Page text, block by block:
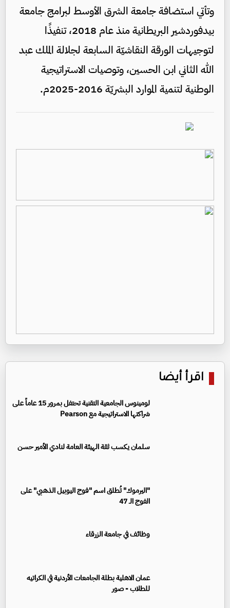
وتأتي استضافة جامعة الشرق الأوسط لبرامج جامعة
بيدفوردشير البريطانية منذ عام 2018، تنفيذًا
لتوجيهات الورقة النقاشيّة السابعة لجلالة الملك عبد
الله الثاني ابن الحسين، وتوصيات الاستراتيجية
الوطنية لتنمية الموارد البشريّة 2016-2025م.
اقرأ أيضا
لومينوس الجامعية التقنية تحتفل بمرور 15 عاماً على
شراكتها الاستراتيجية مع Pearson
سلمان يكسب ثقة الهيئة العامة لنادي الأمير حسن
"اليرموك" تُطلق اسم "فوج اليوبيل الذهبي" على
الفوج الـ 47
وظائف في جامعة الزرقاء
عمان الاهلية بطلة الجامعات الأردنية في الكراتيه
للطلاب - صور